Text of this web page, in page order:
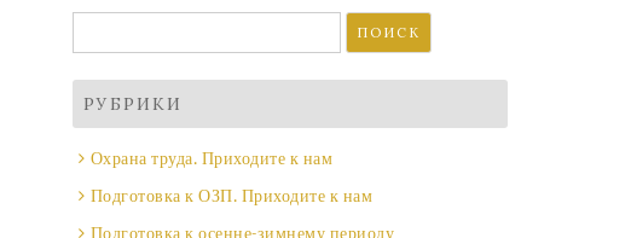
РУБРИКИ
Охрана труда. Приходите к нам
Подготовка к ОЗП. Приходите к нам
Подготовка к осенне-зимнему периоду